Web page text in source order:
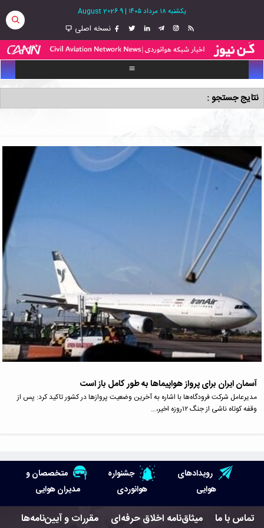
یکشنبه ۱۸ مرداد ۱۴۰۵ |
9 August 2026
نسخه اصلی
نتایج جستجو :
آسمان ایران برای پرواز هواپیما‌ها به طور کامل باز است
مدیرعامل شرکت فرودگاه‌ها با اشاره به آخرین وضعیت پرواز‌ها در کشور تاکید کرد: پس از
وقفه کوتاه ناشی از جنگ ۱۲روزه اخیر،…
رویدادهای
هوایی
جشنواره
هوانوردی
متخصصان و
مدیران هوایی
تماس با ما میثاق‌نامه اخلاق حرفه‌ای مقررات و آیین‌نامه‌ها